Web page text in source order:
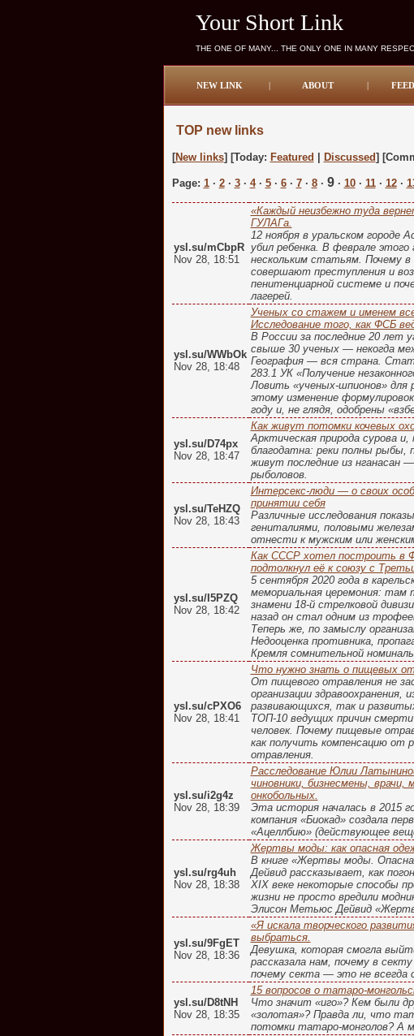
Your Short Link
THE ONE OF MANY... THE ONLY ONE IN MANY
NEW LINK | ABOUT |
TOP new links
[New links] [Today: Featured Discussed]
Page: 1· 2· 3· 4· 5· 6· 7· 8· 9· 10· 11· 12·
ysl.su/mCbpR
Nov 28, 18:51
«Каждый неизбежно туда
ГУЛАГа.
12 ноября в уральском городе
убил ребенка. В феврале
нескольким статьям. Почему в
совершают преступления и
пенитенциарной системе и
лагерей.
ysl.su/WWbOk
Nov 28, 18:48
Ученых со стажем и именем
Исследование того, как ФСБ
В России за последние 20 лет
свыше 30 ученых — некогда
География — вся страна.
283.1 УК «Получение
Ловить «ученых-шпионов» для
этому изменение
году и, не глядя, одобрены
ysl.su/D74px
Nov 28, 18:47
Как живут потомки кочевых
Арктическая природа сурова
благодатна: реки полны рыбы,
живут последние из нганасан
рыболовов.
ysl.su/TeHZQ
Nov 28, 18:43
Интерсекс-люди — о своих
принятии себя
Различные исследования
гениталиями, половыми
отнести к мужским или
ysl.su/I5PZQ
Nov 28, 18:42
Как СССР хотел построить в
подтолкнул её к союзу с
5 сентября 2020 года в
мемориальная церемония: там
знамени 18-й стрелковой
назад он стал одним из
Теперь же, по замыслу
Недооценка противника,
Кремля сомнительной
ysl.su/cPXO6
Nov 28, 18:41
Что нужно знать о пищевых
От пищевого отравления не
организации
развивающихся, так и
ТОП-10 ведущих причин
человек. Почему пищевые
как получить компенсацию от
отравления.
ysl.su/i2g4z
Nov 28, 18:39
Расследование Юлии
чиновники, бизнесмены,
онкобольных.
Эта история началась в 2015
компания «Биокад» создала
«Ацеллбию» (действующее
ysl.su/rg4uh
Nov 28, 18:38
Жертвы моды: как опасная
В книге «Жертвы моды.
Дейвид рассказывает, как
XIX веке некоторые способы
жизни не просто вредили
Элисон Метьюс Дейвид
ysl.su/9FgET
Nov 28, 18:36
«Я искала творческого
выбраться.
Девушка, которая смогла
рассказала нам, почему в
почему секта — это не всегда
ysl.su/D8tNH
Nov 28, 18:35
15 вопросов о татаро-
Что значит «иго»? Кем были
«золотая»? Правда ли, что
потомки татаро-монголов? А